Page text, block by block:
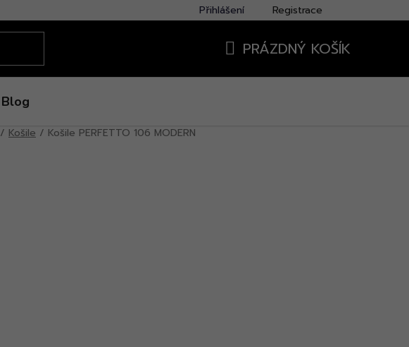
Přihlášení Registrace
PRÁZDNÝ KOŠÍK
Blog
/ Košile / Košile PERFETTO 106 MODERN